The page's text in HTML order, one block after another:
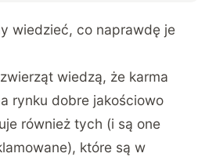
wiedzieć, co naprawdę je
wiedzą, że karma
rynku dobre jakościowo
również tych (i są one
które są w